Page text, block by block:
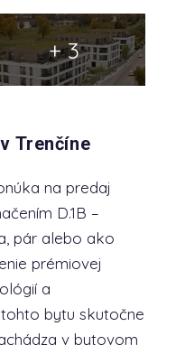
+ 3
Trenčíne
na predaj
D.1B –
pár alebo ako
prémiovej
a
bytu skutočne
v bytovom